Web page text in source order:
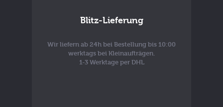
Blitz-Lieferung
Wir liefern ab 24h bei Bestellung bis 10:00
werktags bei Kleinaufträgen.
1-3 Werktage per DHL